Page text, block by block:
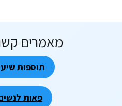
מאמרים
תוספות
פאות